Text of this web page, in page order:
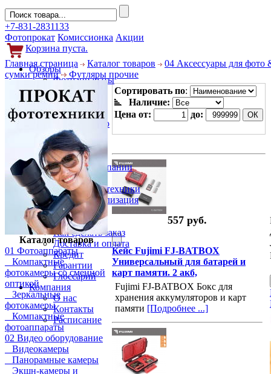
+7-831-2831133
Фотопрокат Комиссионка Акции
Корзина пуста.
Обзоры
Фотоаппараты
Объективы
Фильтры
Новости
Фото и видео
Гаджеты
Аксессуары
Слухи
Новости компании
Услуги
Прокат фототехники
Выкуп и реализация
Покупателям
Акции
Как сделать заказ
Доставка и оплата
Кредит
Гарантии
Глоссарий
Компания
О нас
Контакты
Расписание
Главная страница Каталог товаров
04 Аксессуары для фото
сумки ремни
Футляры прочие
Каталог товаров
01 Фотоаппараты
Компактные
фотокамеры со сменной
оптикой
Зеркальные
фотокамеры
Компактные
фотоаппараты
02 Видео оборудование
Видеокамеры
Панорамные камеры
Экшн-камеры и
Сортировать по:
Наличие:
Цена от:
до:
557 руб.
Кейс Fujimi FJ-BATBOX
Универсальный для батарей и
карт памяти. 2 акб,
Fujimi FJ-BATBOX Бокс для
хранения аккумуляторов и карт
памяти [Подробнее ...]